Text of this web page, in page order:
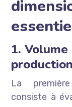
1.
production
La
consiste à